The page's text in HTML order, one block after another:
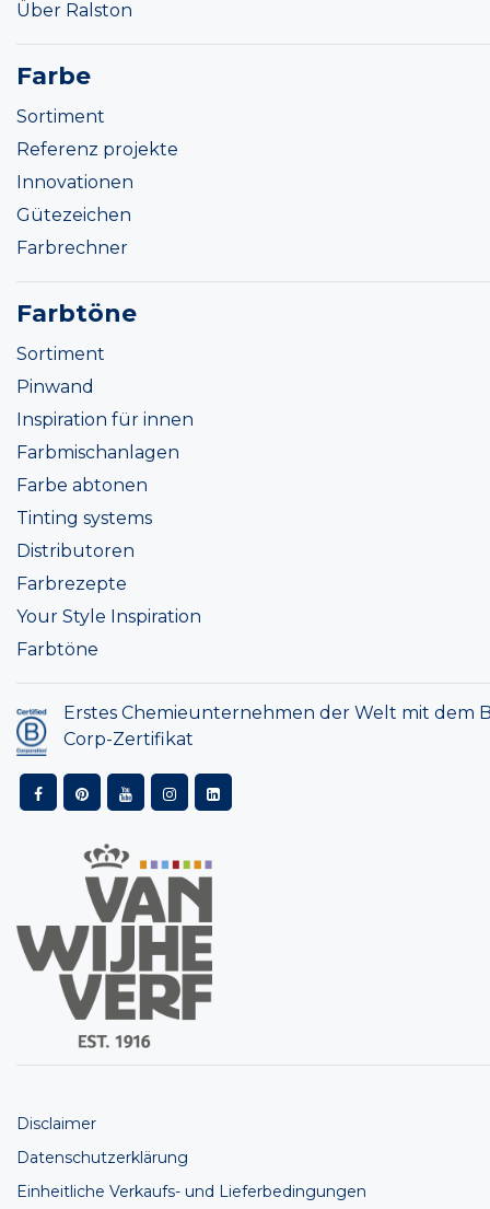
Über Ralston
Farbe
Sortiment
Referenz projekte
Innovationen
Gütezeichen
Farbrechner
Farbtöne
Sortiment
Pinwand
Inspiration für innen
Farbmischanlagen
Farbe abtonen
Tinting systems
Distributoren
Farbrezepte
Your Style Inspiration
Farbtöne
Erstes Chemieunternehmen der Welt mit dem
Corp-Zertifikat
Disclaimer
Datenschutzerklärung
Einheitliche Verkaufs- und Lieferbedingungen